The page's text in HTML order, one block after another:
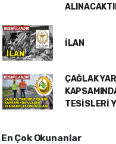
İLAN
ÇAĞLAK
TESİSLERİ
En Çok Okunanlar